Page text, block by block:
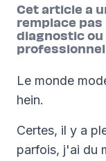
Cet article a
remplace pas
diagnostic
Le monde
hein.
Certes, il y a
parfois, j'ai du